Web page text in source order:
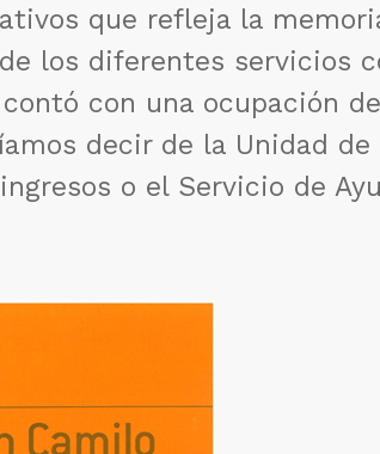
que refleja la
los diferentes servicios
con una ocupación
decir de la Unidad de
o el Servicio de